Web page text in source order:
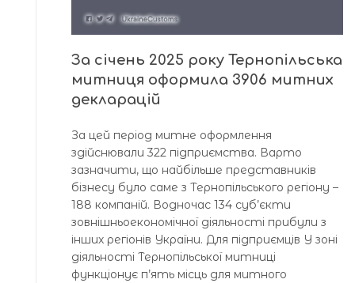
За січень 2025 року Тернопільська
митниця оформила 3906 митних
декларацій
За цей період митне оформлення
здійснювали 322 підприємства. Варто
зазначити, що найбільше представників
бізнесу було саме з Тернопільського регіону –
188 компаній. Водночас 134 суб’єкти
зовнішньоекономічної діяльності прибули з
інших регіонів України. Для підприємців У зоні
діяльності Тернопільської митниці
функціонує п’ять місць для митного